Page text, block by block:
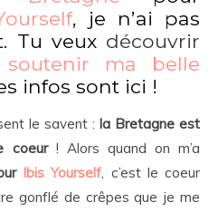
, je n’ai pas
Tu veux découvrir
soutenir ma belle
infos sont ici !
le savent : la Bretagne est
coeur! Alors quand on m’a
Ibis Yourself, c’est le coeur
gonflé de crêpes que je me